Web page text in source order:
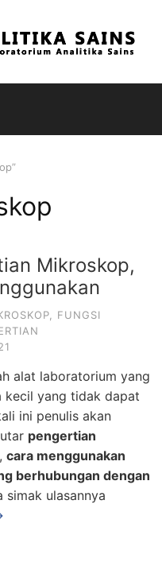
Mikroskop,
FUNGSI
alat laboratorium yang
kecil yang tidak dapat
ini penulis akan
pengertian
, cara menggunakan
berhubungan dengan
simak ulasannya